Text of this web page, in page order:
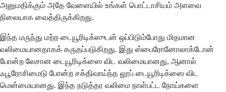
அனுமதிக்கும் அதே வேளையில் உங்கள் பொட்டாசியம் அளவை
நிலையாக வைத்திருக்கிறது.
இந்த மருந்து மற்ற டையூரிடிக்ஸுடன் ஒப்பிடும்போது மிதமான
வலிமையானதாகக் கருதப்படுகிறது. இது ஸ்பைரோனோலாக்டோன்
போன்ற லேசான டையூரிடிக்ஸை விட வலிமையானது, ஆனால்
ஃபூரோசிமைடு போன்ற சக்திவாய்ந்த லூப் டையூரிடிக்ஸை விட
மென்மையானது. இந்த நடுத்தர வலிமை நாள்பட்ட நோய்களை